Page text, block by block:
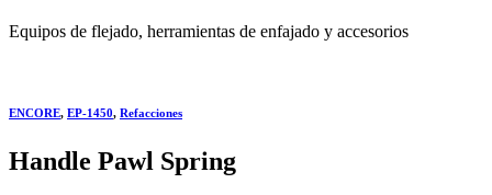
Equipos de flejado, herramientas de enfajado y accesorios
ENCORE, EP-1450, Refacciones
Handle Pawl Spring